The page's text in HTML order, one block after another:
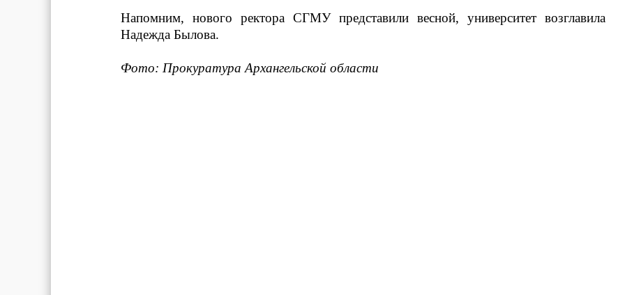
Напомним, нового ректора СГМУ представили весной, университет возглавила
Надежда Былова.
Фото: Прокуратура Архангельской области